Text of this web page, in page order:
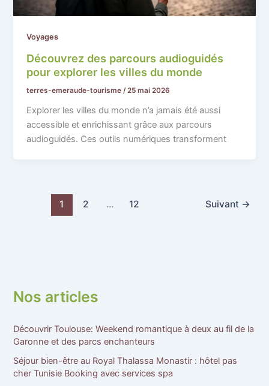
Voyages
Découvrez des parcours audioguidés
pour explorer les villes du monde
terres-emeraude-tourisme/25 mai 2026
Explorer les villes du monde n’a jamais été aussi
accessible et enrichissant grâce aux parcours
audioguidés. Ces outils numériques transforment
1 2 … 12 Suivant →
Nos articles
Découvrir Toulouse: Weekend romantique à deux au fil de la
Garonne et des parcs enchanteurs
Séjour bien-être au Royal Thalassa Monastir : hôtel pas
cher Tunisie Booking avec services spa